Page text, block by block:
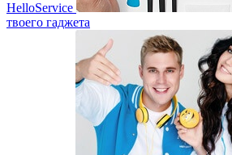
HelloService
твоего гаджета